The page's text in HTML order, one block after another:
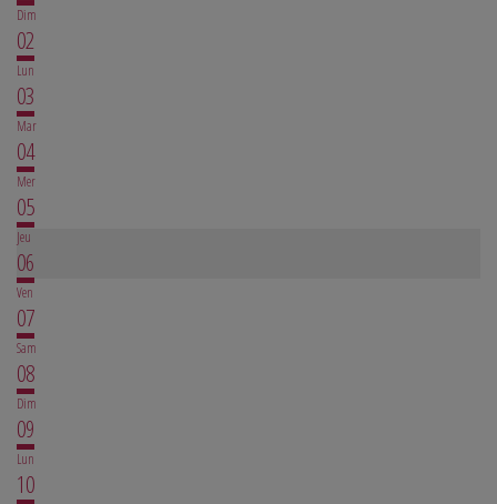
Dim
02
Lun
03
Mar
04
Mer
05
Jeu
06
Ven
07
Sam
08
Dim
09
Lun
10